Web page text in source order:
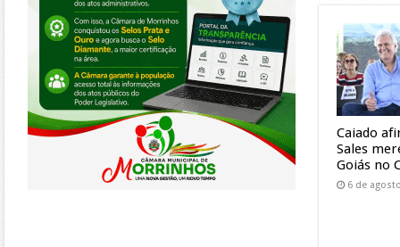
Caiado
Sales
Goiás no
6 de